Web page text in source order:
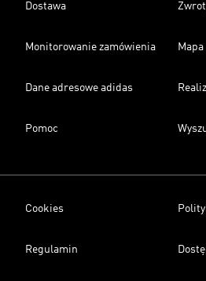
Dostawa
Monitorowanie zamówienia
Dane adresowe adidas
Pomoc
Cookies
Regulamin